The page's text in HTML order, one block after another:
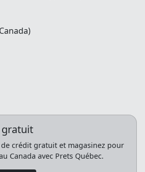
gratuit
crédit gratuit et magasinez pour
Canada avec Prets Québec.